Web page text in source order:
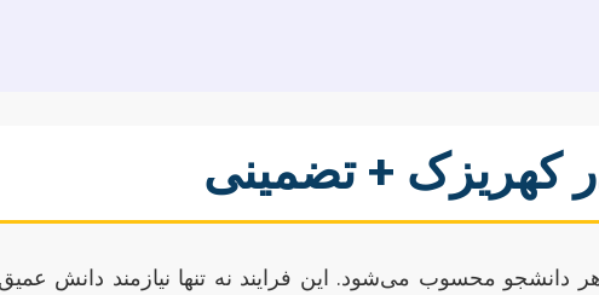
در کهریزک + تضمینی
محسوب می‌شود. این فرایند نه تنها نیازمند دانش